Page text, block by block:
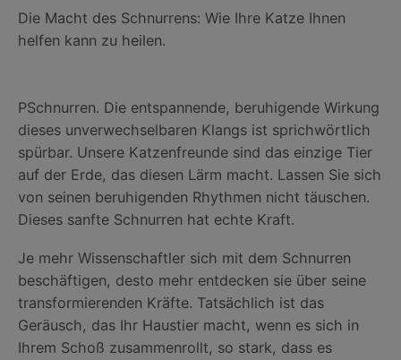
Die Macht des Schnurrens: Wie Ihre Katze Ihnen
helfen kann zu heilen.
PSchnurren. Die entspannende, beruhigende Wirkung
dieses unverwechselbaren Klangs ist sprichwörtlich
spürbar. Unsere Katzenfreunde sind das einzige Tier
auf der Erde, das diesen Lärm macht. Lassen Sie sich
von seinen beruhigenden Rhythmen nicht täuschen.
Dieses sanfte Schnurren hat echte Kraft.
Je mehr Wissenschaftler sich mit dem Schnurren
beschäftigen, desto mehr entdecken sie über seine
transformierenden Kräfte. Tatsächlich ist das
Geräusch, das Ihr Haustier macht, wenn es sich in
Ihrem Schoß zusammenrollt, so stark, dass es